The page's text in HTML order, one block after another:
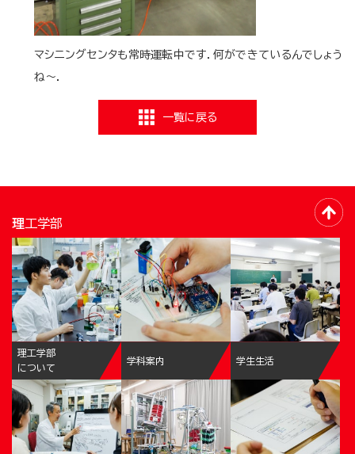
マシニングセンタも常時運転中です．何ができているんでしょう
ね～．
一覧に戻る
理工学部
理工学部
について
学科案内 学生生活